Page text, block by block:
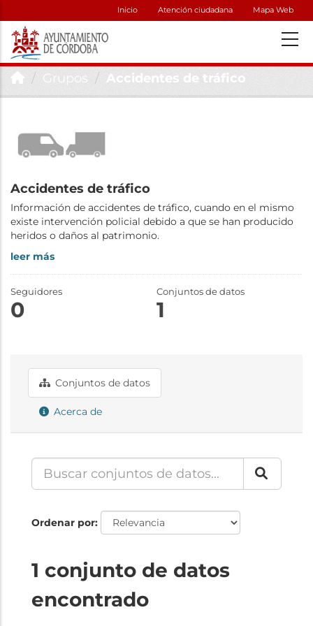
Inicio Atención ciudadana Mapa Web
Grupos Accidentes de tráfico
Accidentes de tráfico
Información de accidentes de tráfico, cuando en el mismo
existe intervención policial debido a que se han producido
heridos o daños al patrimonio.
leer más
Seguidores
0
Conjuntos de datos
1
Conjuntos de datos
Acerca de
Ordenar por
1 conjunto de datos
encontrado